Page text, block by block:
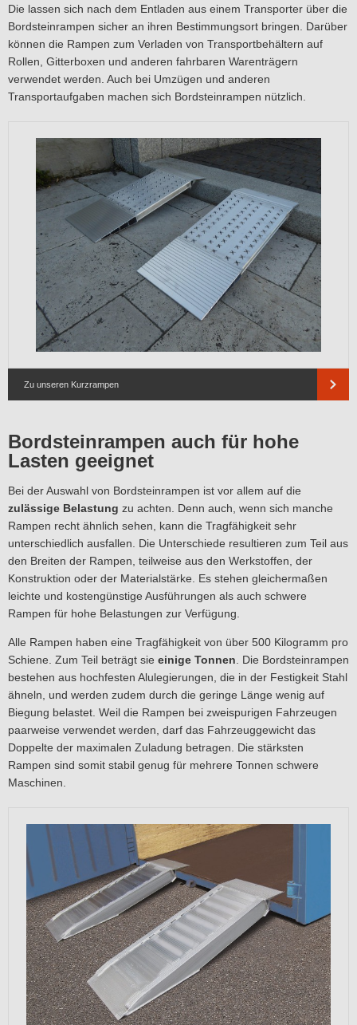
Die lassen sich nach dem Entladen aus einem Transporter über die
Bordsteinrampen sicher an ihren Bestimmungsort bringen. Darüber
können die Rampen zum Verladen von Transportbehältern auf
Rollen, Gitterboxen und anderen fahrbaren Warenträgern
verwendet werden. Auch bei Umzügen und anderen
Transportaufgaben machen sich Bordsteinrampen nützlich.
Zu unseren Kurzrampen
Bordsteinrampen auch für hohe
Lasten geeignet
Bei der Auswahl von Bordsteinrampen ist vor allem auf die
zulässige Belastung zu achten. Denn auch, wenn sich manche
Rampen recht ähnlich sehen, kann die Tragfähigkeit sehr
unterschiedlich ausfallen. Die Unterschiede resultieren zum Teil aus
den Breiten der Rampen, teilweise aus den Werkstoffen, der
Konstruktion oder der Materialstärke. Es stehen gleichermaßen
leichte und kostengünstige Ausführungen als auch schwere
Rampen für hohe Belastungen zur Verfügung.
Alle Rampen haben eine Tragfähigkeit von über 500 Kilogramm pro
Schiene. Zum Teil beträgt sie einige Tonnen . Die Bordsteinrampen
bestehen aus hochfesten Alulegierungen, die in der Festigkeit Stahl
ähneln, und werden zudem durch die geringe Länge wenig auf
Biegung belastet. Weil die Rampen bei zweispurigen Fahrzeugen
paarweise verwendet werden, darf das Fahrzeuggewicht das
Doppelte der maximalen Zuladung betragen. Die stärksten
Rampen sind somit stabil genug für mehrere Tonnen schwere
Maschinen.